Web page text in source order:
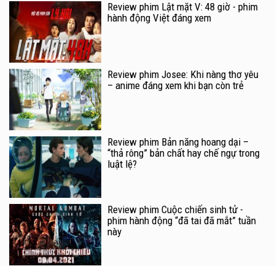
Review phim Lật mặt V: 48 giờ - phim
hành động Việt đáng xem
Review phim Josee: Khi nàng thơ yêu
– anime đáng xem khi bạn còn trẻ
Review phim Bản năng hoang dại –
“thả rông” bản chất hay chế ngự trong
luật lệ?
Review phim Cuộc chiến sinh tử -
phim hành động “đã tai đã mắt” tuần
này